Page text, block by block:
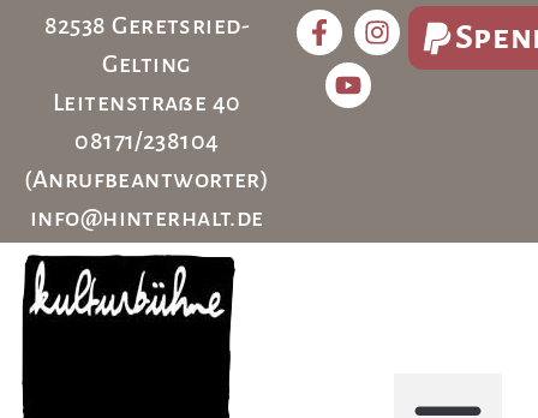
82538 Geretsried-
Gelting
Leitenstraße 40
08171/238104
(Anrufbeantworter)
info@hinterhalt.de